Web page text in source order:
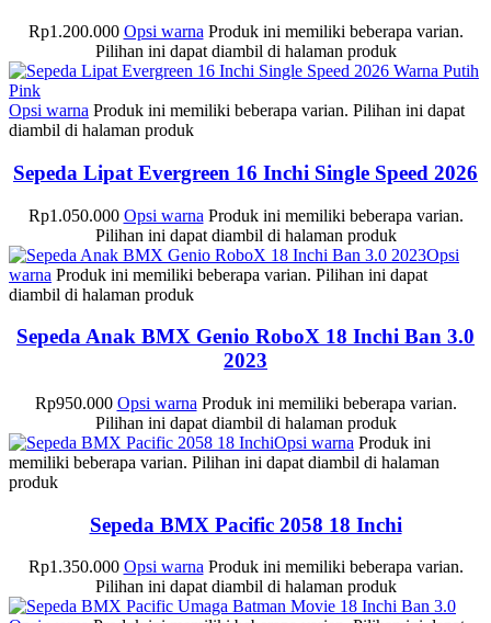
Rp1.200.000 Opsi warna Produk ini memiliki beberapa varian.
Pilihan ini dapat diambil di halaman produk
Opsi warna Produk ini memiliki beberapa varian. Pilihan ini dapat
diambil di halaman produk
Sepeda Lipat Evergreen 16 Inchi Single Speed 2026
Rp1.050.000 Opsi warna Produk ini memiliki beberapa varian.
Pilihan ini dapat diambil di halaman produk
Opsi
warna Produk ini memiliki beberapa varian. Pilihan ini dapat
diambil di halaman produk
Sepeda Anak BMX Genio RoboX 18 Inchi Ban 3.0
2023
Rp950.000 Opsi warna Produk ini memiliki beberapa varian.
Pilihan ini dapat diambil di halaman produk
Opsi warna Produk ini
memiliki beberapa varian. Pilihan ini dapat diambil di halaman
produk
Sepeda BMX Pacific 2058 18 Inchi
Rp1.350.000 Opsi warna Produk ini memiliki beberapa varian.
Pilihan ini dapat diambil di halaman produk